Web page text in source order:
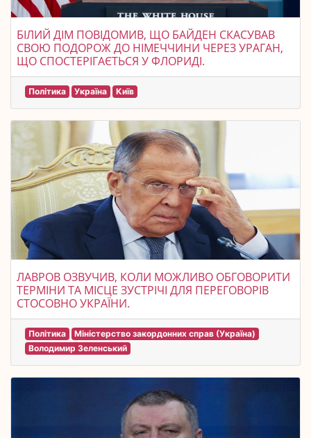
БІЛИЙ ДІМ ПОВІДОМИВ, ЩО БАЙДЕН СКАСУВАВ
СВОЮ ПОДОРОЖ ДО НІМЕЧЧИНИ ЧЕРЕЗ УРАГАН,
ЩО СПОСТЕРІГАЄТЬСЯ У ФЛОРИДІ.
Політика Україна Київ
ЛАВРОВ ОЗВУЧИВ, КОЛИ МОЖЛИВО ОБГОВОРИТИ
ТЕРМІНИ ТА МІСЦЕ ЗУСТРІЧІ ДЛЯ ПЕРЕГОВОРІВ
СТОСОВНО УКРАЇНИ.
Політика
Міністерство закордонних справ (Україна)
Володимир Зеленський